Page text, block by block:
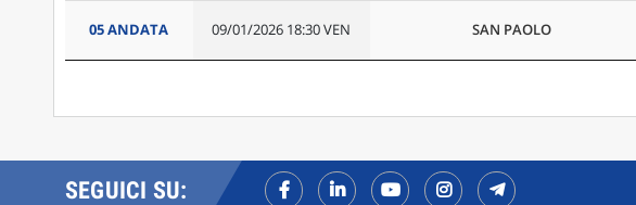
05 ANDATA 09/01/2026 18:30 VEN SAN PAOLO
SEGUICI SU: